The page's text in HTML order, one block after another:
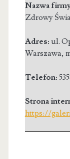
Nazwa
Zdrowy
Adres: ul.
Warszawa,
Telefon:
Strona
https://